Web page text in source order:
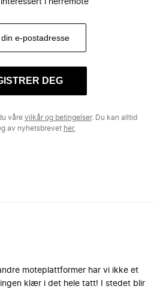
i herremote
DEG
våre vilkår og betingelser. Du kan alltid
av nyhetsbrevet her.
moteplattformer har vi ikke et
klær i det hele tatt! I stedet blir